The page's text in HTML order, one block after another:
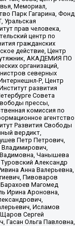
Мемориал,
Парк Гагарина, Фонд
Уральская
прав человека,
центр по
гражданских
действие, Центр
АКАДЕМИЯ ПО
организаций,
северных
Р, Центр
развития
Совета
прессы,
комиссия по
агентство
Развития Свободы
вердикт,
Петр Петрович,
Чанышева
Александр
Анна Валерьевна,
Пивоваров
Барахоев Магомед
Ирина Ароновна,
Исламов
Щаров Сергей
Гасан Ольга Павловна,